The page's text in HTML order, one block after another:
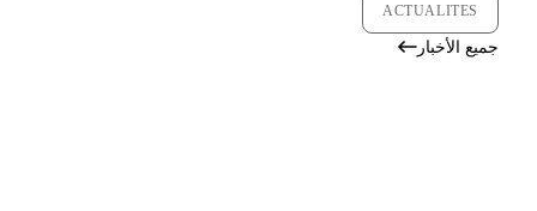
ACTUALITES
جميع الأخبار